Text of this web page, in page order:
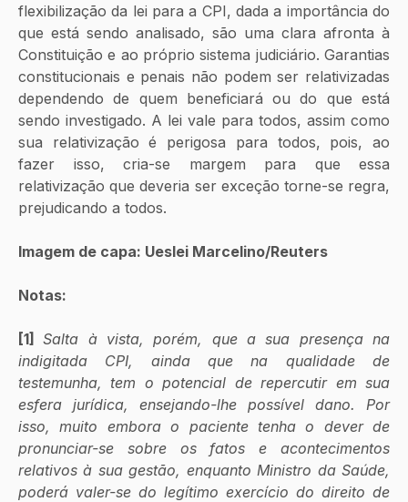
flexibilização da lei para a CPI, dada a importância do
que está sendo analisado, são uma clara afronta à
Constituição e ao próprio sistema judiciário. Garantias
constitucionais e penais não podem ser relativizadas
dependendo de quem beneficiará ou do que está
sendo investigado. A lei vale para todos, assim como
sua relativização é perigosa para todos, pois, ao
fazer isso, cria-se margem para que essa
relativização que deveria ser exceção torne-se regra,
prejudicando a todos.
Imagem de capa: Ueslei Marcelino/Reuters
Notas:
[1] Salta à vista, porém, que a sua presença na
indigitada CPI, ainda que na qualidade de
testemunha, tem o potencial de repercutir em sua
esfera jurídica, ensejando-lhe possível dano. Por
isso, muito embora o paciente tenha o dever de
pronunciar-se sobre os fatos e acontecimentos
relativos à sua gestão, enquanto Ministro da Saúde,
poderá valer-se do legítimo exercício do direito de